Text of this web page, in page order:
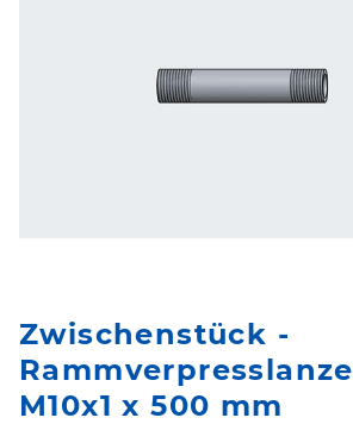
Zwischenstück -
Rammverpresslanze
M10x1 x 500 mm